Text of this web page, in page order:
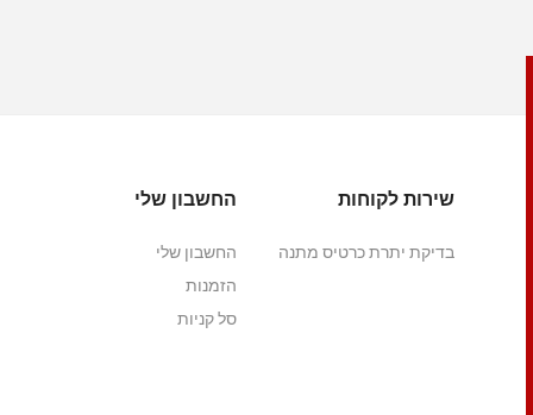
שירות לקוחות
בדיקת יתרת כרטיס מתנה
החשבון שלי
החשבון שלי
הזמנות
סל קניות